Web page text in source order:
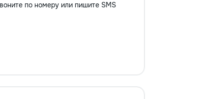
по номеру или пишите SMS